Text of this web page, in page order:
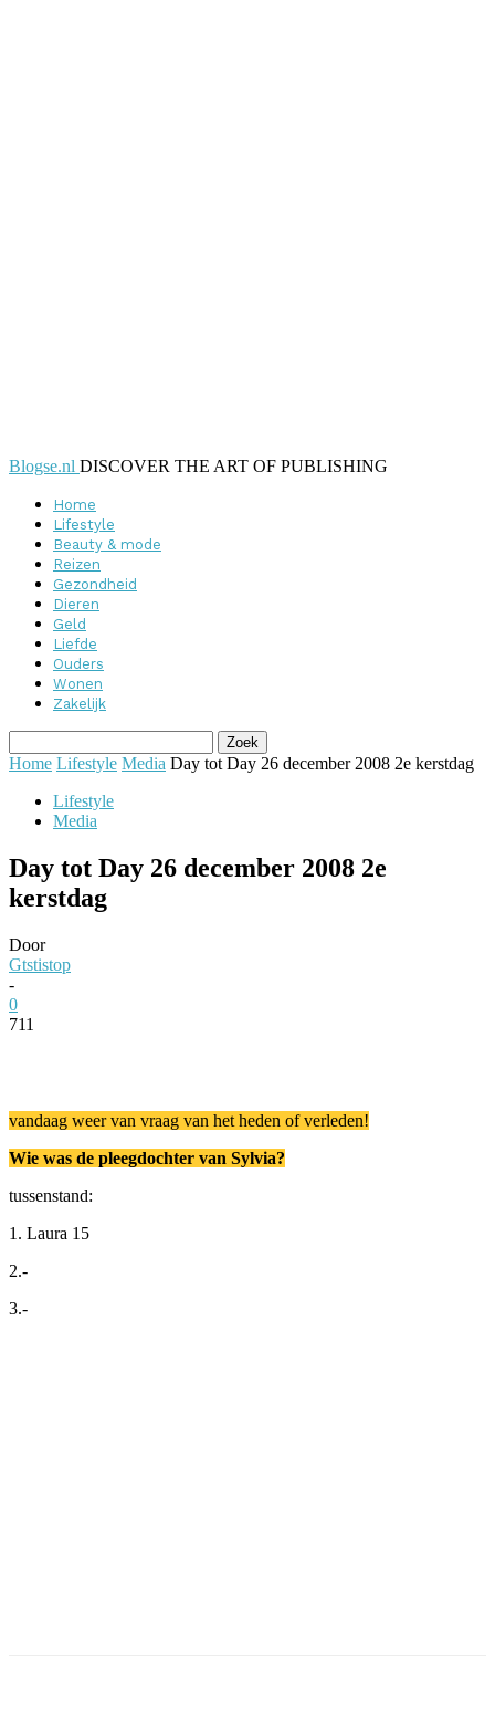
Blogse.nl DISCOVER THE ART OF PUBLISHING
Home
Lifestyle
Beauty & mode
Reizen
Gezondheid
Dieren
Geld
Liefde
Ouders
Wonen
Zakelijk
Home Lifestyle Media Day tot Day 26 december 2008 2e kerstdag
Lifestyle
Media
Day tot Day 26 december 2008 2e
kerstdag
Door
Gtstistop
-
0
711
vandaag weer van vraag van het heden of verleden!
Wie was de pleegdochter van Sylvia?
tussenstand:
1. Laura 15
2.-
3.-